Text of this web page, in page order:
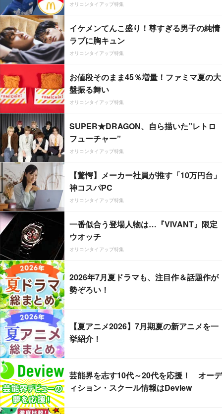
オリコンタイアップ特集
イケメンてんこ盛り！尊すぎる男子の純情
ラブに胸キュン
オリコンタイアップ特集
お値段そのまま45％増量！ファミマ夏の大
盤振る舞い
オリコンタイアップ特集
SUPER★DRAGON、自ら描いた”レトロ
フューチャー”
オリコンタイアップ特集
【驚愕】メーカー社員が推す「10万円台」
神コスパPC
オリコンタイアップ特集
一番似合う登場人物は…『VIVANT』限定
ウオッチ
オリコンタイアップ特集
2026年7月夏ドラマも、注目作＆話題作が
勢ぞろい！
【夏アニメ2026】7月期夏の新アニメを一
挙紹介！
芸能界を志す10代～20代を応援！ オーデ
ィション・スクール情報はDeview